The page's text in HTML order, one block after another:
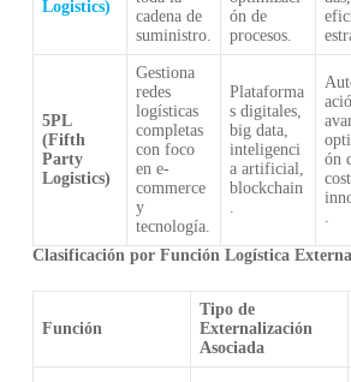
Logistics)
cadena de
suministro.
ón de
procesos.
5PL
(Fifth
Party
Logistics)
Gestiona
redes
logísticas
completas
con foco
en e-
commerce
y
tecnología.
Plataforma
s digitales,
big data,
inteligenci
a artificial,
blockchain
.
ón
.
Clasificación por Función Logística
Función
Tipo de
Externalización
Asociada